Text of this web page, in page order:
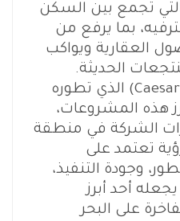
تجمع بين السكن
بما يرفع من
العقارية ويواكب
الحديثة.
ويأتي مشروع «سيزر» (Caesar) الذي تطوره
هذه المشروعات،
الشركة في منطقة
تعتمد على
وجودة التنفيذ،
أحد أبرز
على البحر